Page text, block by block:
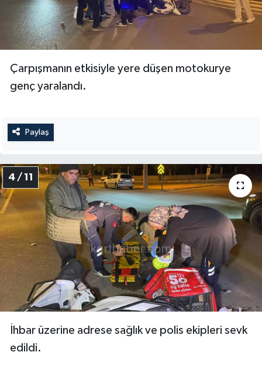
Çarpışmanın etkisiyle yere düşen motokurye
genç yaralandı.
Paylaş
4 / 11
İhbar üzerine adrese sağlık ve polis ekipleri sevk
edildi.